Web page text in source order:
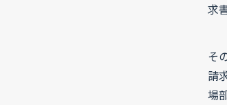
求
そ
請
場